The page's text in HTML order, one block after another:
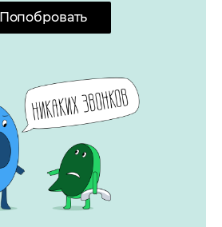
Попобровать